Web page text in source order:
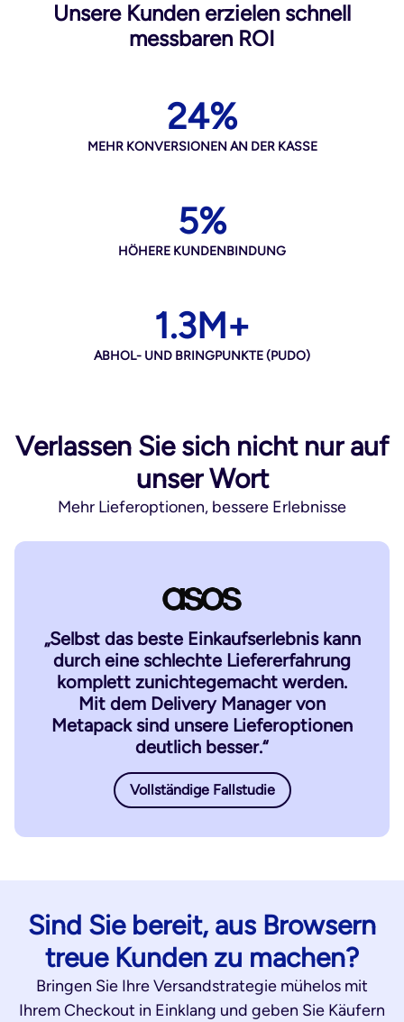
Unsere Kunden erzielen schnell
messbaren ROI
24%
MEHR KONVERSIONEN AN DER KASSE
5%
HÖHERE KUNDENBINDUNG
1.3M+
ABHOL- UND BRINGPUNKTE (PUDO)
Verlassen Sie sich nicht nur auf
unser Wort
Mehr Lieferoptionen, bessere Erlebnisse
„Selbst das beste Einkaufserlebnis kann
durch eine schlechte Liefererfahrung
komplett zunichtegemacht werden.
Mit dem Delivery Manager von
Metapack sind unsere Lieferoptionen
deutlich besser.“
Vollständige Fallstudie
Sind Sie bereit, aus Browsern
treue Kunden zu machen?
Bringen Sie Ihre Versandstrategie mühelos mit
Ihrem Checkout in Einklang und geben Sie Käufern